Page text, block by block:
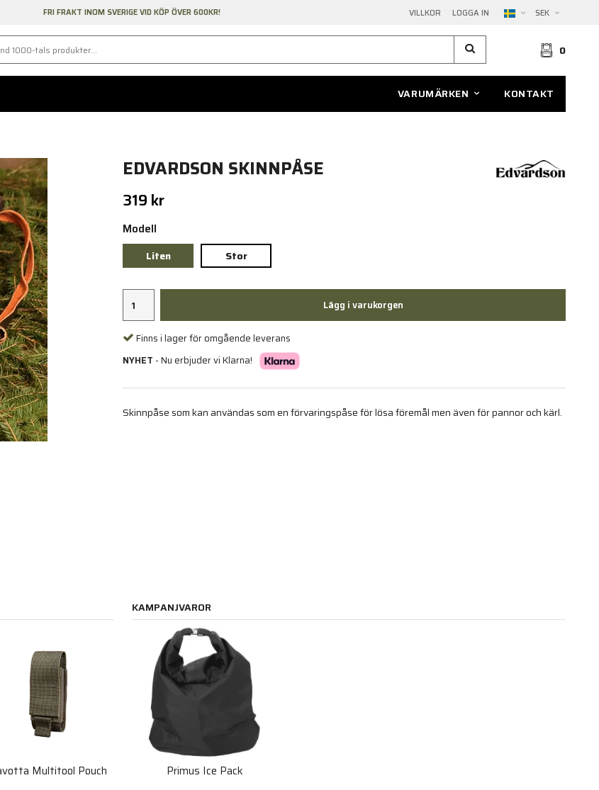
VILLKOR LOGGA IN SEK
FRI FRAKT INOM SVERIGE VID KÖP ÖVER 600KR!
0
VARUMÄRKEN KONTAKT
EDVARDSON SKINNPÅSE
319 kr
Modell
Liten Stor
Lägg i varukorgen
Finns i lager för omgående leverans
NYHET - Nu erbjuder vi Klarna!
Skinnpåse som kan användas som en förvaringspåse för lösa föremål men även för pannor och kärl.
Multitool Pouch
KAMPANJVAROR
Primus Ice Pack